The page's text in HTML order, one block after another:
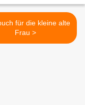
für die kleine alte
Frau >